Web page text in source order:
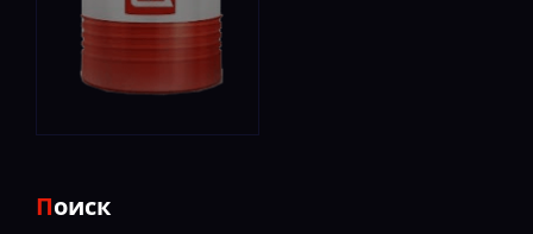
Поиск